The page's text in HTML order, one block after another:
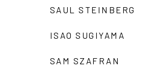
SAUL STEINBERG
ISAO SUGIYAMA
SAM SZAFRAN